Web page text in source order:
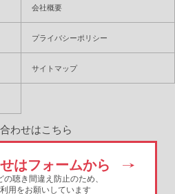
会社概要
プライバシーポリシー
サイトマップ
わせはこちら
はフォームから
聴き間違え防止のため、
用をお願いしています